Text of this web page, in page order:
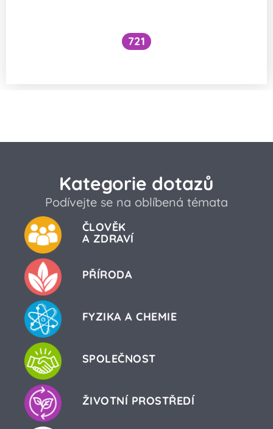
721
Kategorie dotazů
Podívejte se na oblíbená témata
ČLOVĚK
A ZDRAVÍ
PŘÍRODA
FYZIKA A CHEMIE
SPOLEČNOST
ŽIVOTNÍ PROSTŘEDÍ